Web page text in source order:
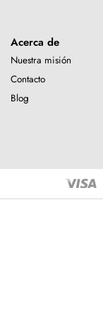
Acerca de
Nuestra misión
Contacto
Blog